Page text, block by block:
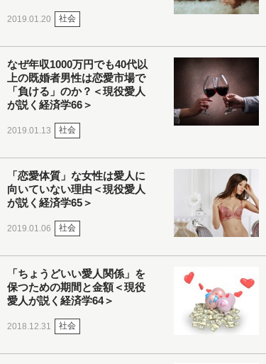
2019.01.20 社会
なぜ年収1000万円でも40代以
上の既婚者男性は恋愛市場で
「負ける」のか？＜現役愛人
が説く経済学66＞
2019.01.13 社会
「恋愛体質」な女性は愛人に
向いていない理由＜現役愛人
が説く経済学65＞
2019.01.06 社会
「ちょうどいい愛人関係」を
保つための期間と金額＜現役
愛人が説く経済学64＞
2018.12.31 社会